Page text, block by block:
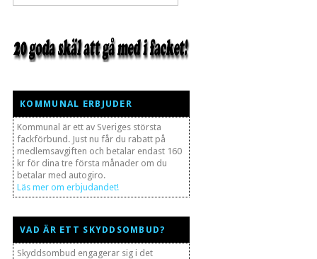
KOMMUNAL ERBJUDER
Kommunal är ett av Sveriges största
fackförbund. Just nu får du rabatt på
medlemsavgiften och betalar endast 160
kr för dina tre första månader om du
betalar med autogiro.
Läs mer om erbjudandet!
VAD ÄR ETT SKYDDSOMBUD?
Skyddsombud engagerar sig i det